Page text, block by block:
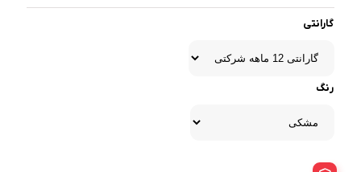
گارانتی
رنگ